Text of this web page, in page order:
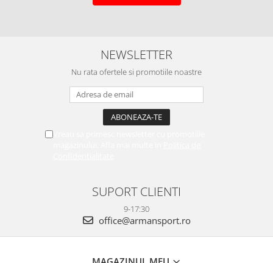
NEWSLETTER
Nu rata ofertele si promotiile noastre
SUPORT CLIENTI
9-17:30
office@armansport.ro